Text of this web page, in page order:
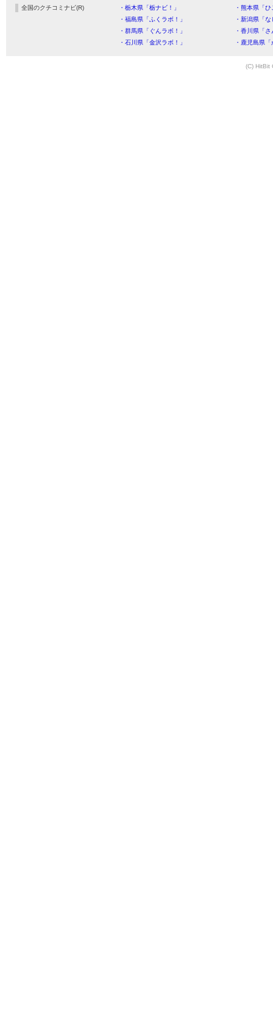
全国のクチコミナビ(R) ・栃木県「栃ナビ！」
・熊本県「
・福島県「ふくラボ！」
・新潟県「
・群馬県「ぐんラボ！」
・香川県「
・石川県「金沢ラボ！」
・鹿児島県
(C) HitBit